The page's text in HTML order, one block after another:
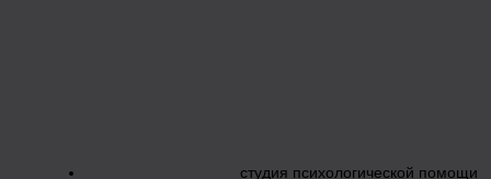
студия психологической помощи